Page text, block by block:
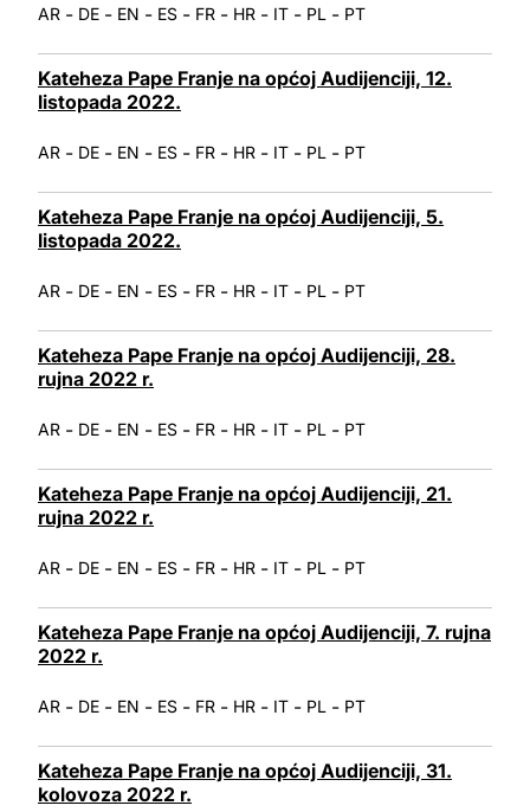
AR - DE - EN - ES - FR - HR - IT - PL - PT
Kateheza Pape Franje na općoj Audijenciji, 12.
listopada 2022.
AR - DE - EN - ES - FR - HR - IT - PL - PT
Kateheza Pape Franje na općoj Audijenciji, 5.
listopada 2022.
AR - DE - EN - ES - FR - HR - IT - PL - PT
Kateheza Pape Franje na općoj Audijenciji, 28.
rujna 2022 r.
AR - DE - EN - ES - FR - HR - IT - PL - PT
Kateheza Pape Franje na općoj Audijenciji, 21.
rujna 2022 r.
AR - DE - EN - ES - FR - HR - IT - PL - PT
Kateheza Pape Franje na općoj Audijenciji, 7. rujna
2022 r.
AR - DE - EN - ES - FR - HR - IT - PL - PT
Kateheza Pape Franje na općoj Audijenciji, 31.
kolovoza 2022 r.